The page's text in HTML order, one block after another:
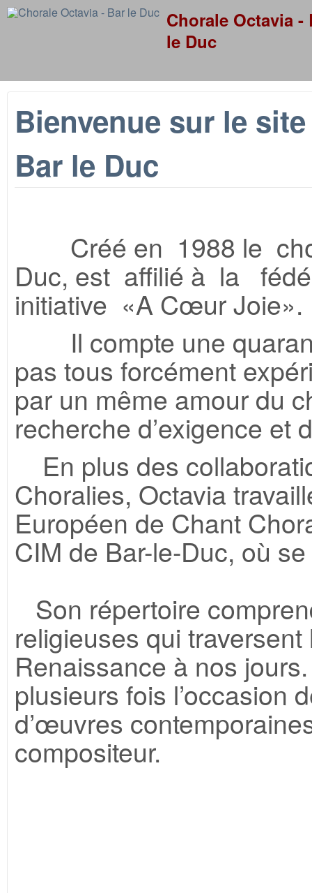
Skip
Chorale Octavia -
le Duc
Bienvenue sur le
Bar le Duc
Créé en 1988 le
Duc, est affilié à la
initiative «A Cœur
Il compte une
pas tous forcément
par un même amour du
recherche d’exigence et
En plus des
Choralies, Octavia
Européen de Chant
CIM de Bar-le-Duc, où
Son répertoire
religieuses qui
Renaissance à nos
plusieurs fois l’occasion
d’œuvres
compositeur.